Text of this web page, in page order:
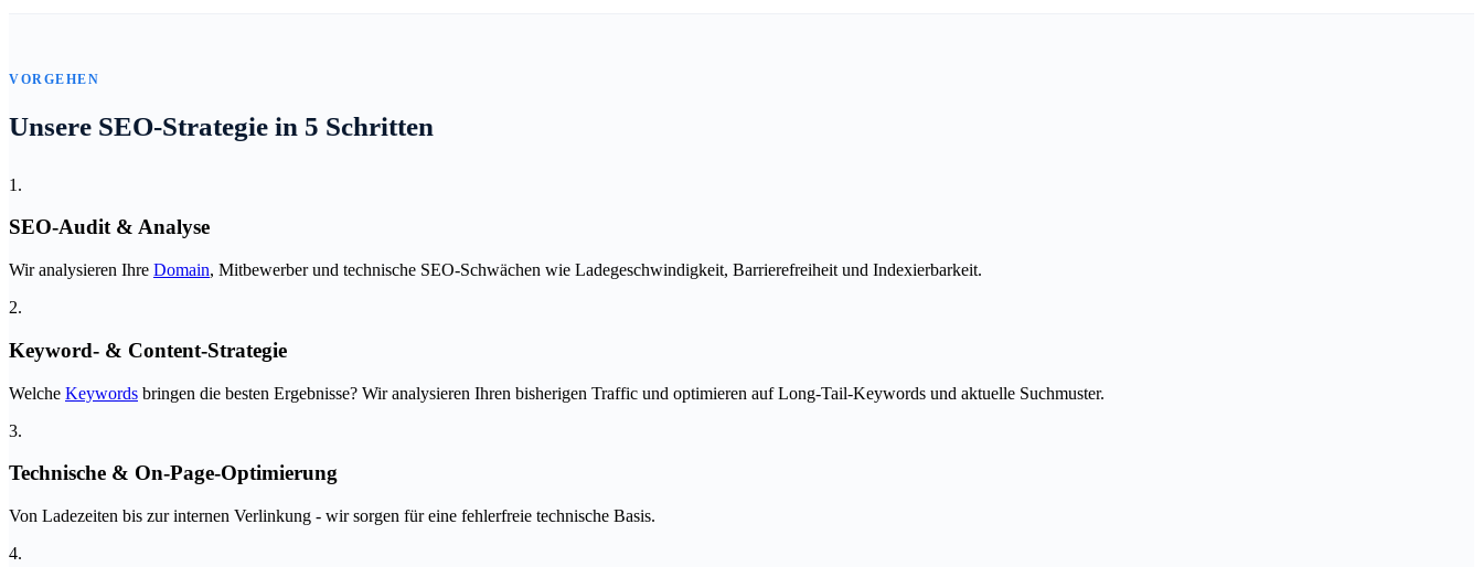
VORGEHEN
Unsere SEO-Strategie in 5 Schritten
1.
SEO-Audit & Analyse
Wir analysieren Ihre Domain, Mitbewerber und technische SEO-Schwächen wie Ladegeschwindigkeit, Barrierefreiheit und Indexierbarkeit.
2.
Keyword- & Content-Strategie
Welche Keywords bringen die besten Ergebnisse? Wir analysieren Ihren bisherigen Traffic und optimieren auf Long-Tail-Keywords und aktuelle Suchmuster.
3.
Technische & On-Page-Optimierung
Von Ladezeiten bis zur internen Verlinkung - wir sorgen für eine fehlerfreie technische Basis.
4.